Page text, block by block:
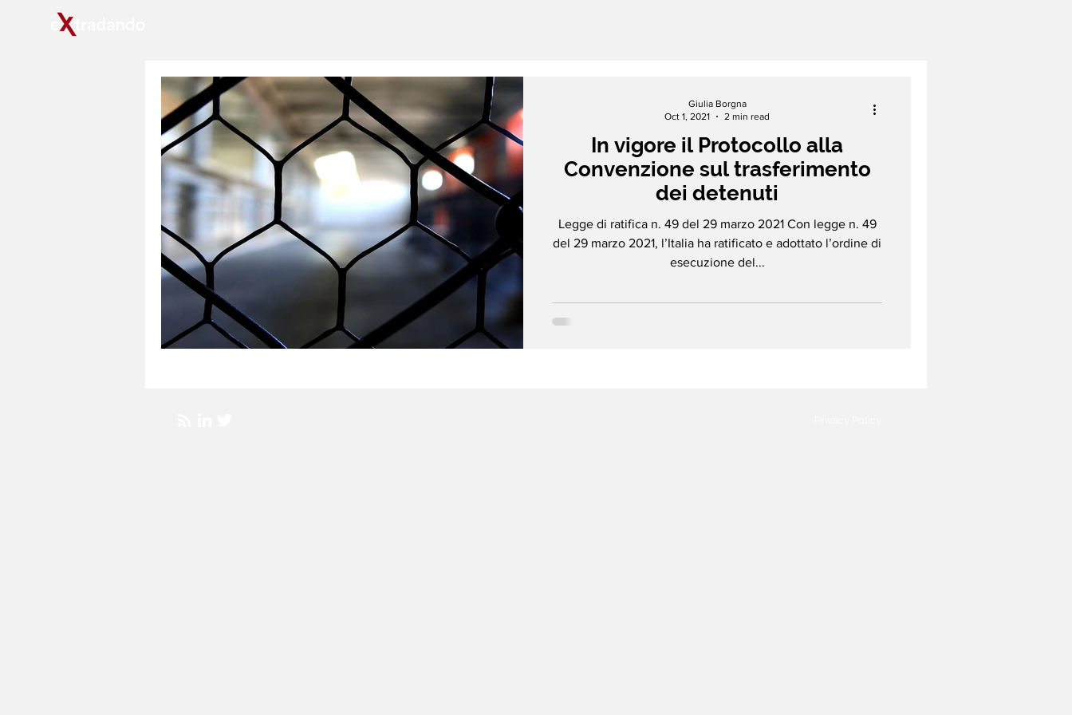
In vigore il Protocollo alla
Convenzione sul trasferimento
dei detenuti
Legge di ratifica n. 49 del 29 marzo 2021 Con legge n. 49
del 29 marzo 2021, l’Italia ha ratificato e adottato l’ordine di
esecuzione del...
Giulia Borgna
Oct 1, 2021
2 min read